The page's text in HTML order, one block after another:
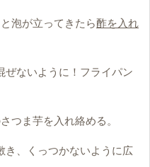
泡が立ってきたら酢を入れ
ないように！フライパン
つま芋を入れ絡める。
、くっつかないように広